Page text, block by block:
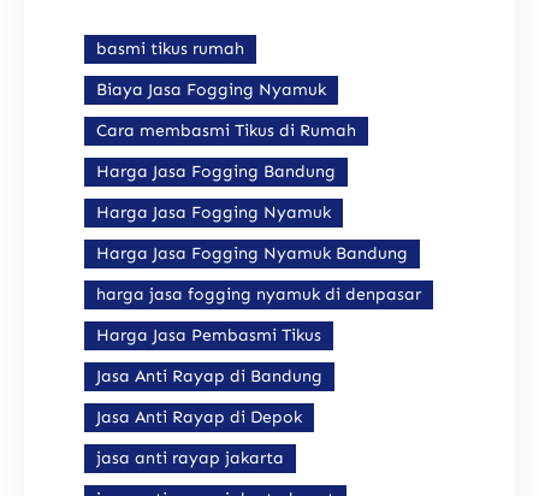
basmi tikus rumah
Biaya Jasa Fogging Nyamuk
Cara membasmi Tikus di Rumah
Harga Jasa Fogging Bandung
Harga Jasa Fogging Nyamuk
Harga Jasa Fogging Nyamuk Bandung
harga jasa fogging nyamuk di denpasar
Harga Jasa Pembasmi Tikus
Jasa Anti Rayap di Bandung
Jasa Anti Rayap di Depok
jasa anti rayap jakarta